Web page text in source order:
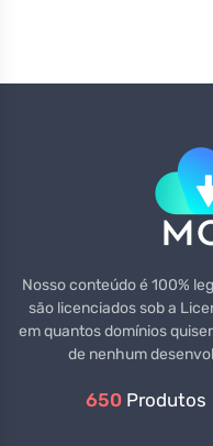
Nosso conteúdo é 100%
são licenciados sob a
em quantos domínios
de nenhum
650 Produtos